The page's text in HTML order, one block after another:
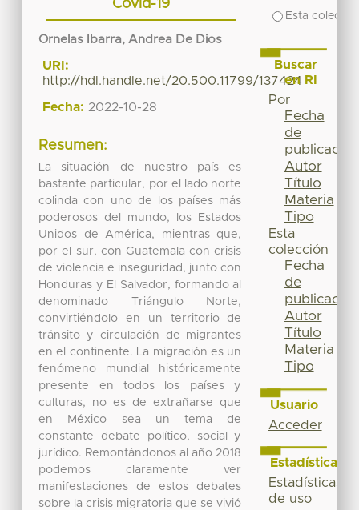
Covid-19
Ornelas Ibarra, Andrea De Dios
URI:
http://hdl.handle.net/20.500.11799/137424
Fecha: 2022-10-28
Resumen:
La situación de nuestro país es
bastante particular, por el lado norte
colinda con uno de los países más
poderosos del mundo, los Estados
Unidos de América, mientras que,
por el sur, con Guatemala con crisis
de violencia e inseguridad, junto con
Honduras y El Salvador, formando al
denominado Triángulo Norte,
convirtiéndolo en un territorio de
tránsito y circulación de migrantes
en el continente. La migración es un
fenómeno mundial históricamente
presente en todos los países y
culturas, no es de extrañarse que
en México sea un tema de
constante debate político, social y
jurídico. Remontándonos al año 2018
podemos claramente ver
manifestaciones de estos debates
sobre la crisis migratoria que se vivió
Esta
Buscar
en RI
Por
Fecha
de
publicación
Autor
Título
Materia
Tipo
Esta
colección
Fecha
de
publicación
Autor
Título
Materia
Tipo
Usuario
Acceder
Estadísticas
Estadísticas
de uso